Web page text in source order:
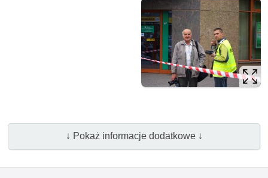
↓ Pokaż informacje dodatkowe ↓